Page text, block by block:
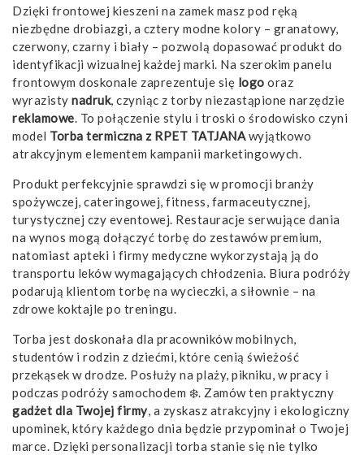
Dzięki frontowej kieszeni na zamek masz pod ręką
niezbędne drobiazgi, a cztery modne kolory – granatowy,
czerwony, czarny i biały – pozwolą dopasować produkt do
identyfikacji wizualnej każdej marki. Na szerokim panelu
frontowym doskonale zaprezentuje się logo oraz
wyrazisty nadruk, czyniąc z torby niezastąpione narzędzie
reklamowe. To połączenie stylu i troski o środowisko czyni
model Torba termiczna z RPET TATJANAwyjątkowo
atrakcyjnym elementem kampanii marketingowych.
Produkt perfekcyjnie sprawdzi się w promocji branży
spożywczej, cateringowej, fitness, farmaceutycznej,
turystycznej czy eventowej. Restauracje serwujące dania
na wynos mogą dołączyć torbę do zestawów premium,
natomiast apteki i firmy medyczne wykorzystają ją do
transportu leków wymagających chłodzenia. Biura podróży
podarują klientom torbę na wycieczki, a siłownie – na
zdrowe koktajle po treningu.
Torba jest doskonała dla pracowników mobilnych,
studentów i rodzin z dziećmi, które cenią świeżość
przekąsek w drodze. Posłuży na plaży, pikniku, w pracy i
podczas podróży samochodem ❄️. Zamów ten praktyczny
gadżet dla Twojej firmy, a zyskasz atrakcyjny i ekologiczny
upominek, który każdego dnia będzie przypominał o Twojej
marce. Dzięki personalizacji torba stanie się nie tylko